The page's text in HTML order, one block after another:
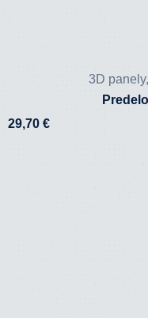
3D panely,
29,70 €